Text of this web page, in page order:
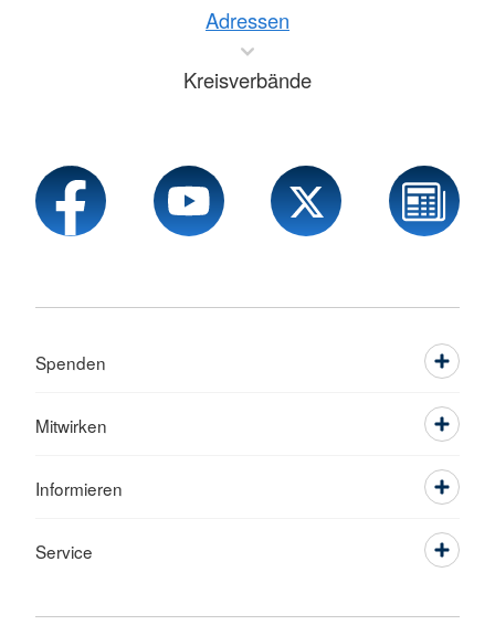
Adressen
Kreisverbände
Spenden
Mitwirken
Informieren
Service